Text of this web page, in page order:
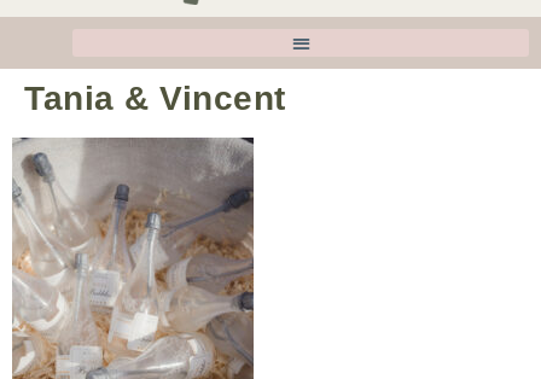
Tania & Vincent